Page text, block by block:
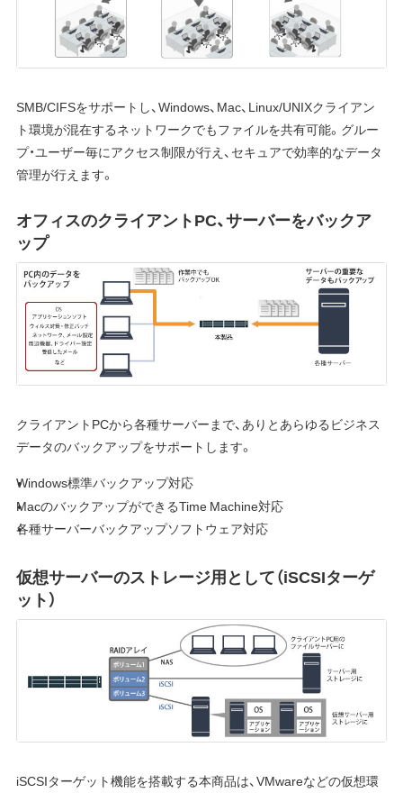
SMB/CIFSをサポートし、Windows、Mac、Linux/UNIXクライアン
ト環境が混在するネットワークでもファイルを共有可能。グルー
プ・ユーザー毎にアクセス制限が行え、セキュアで効率的なデータ
管理が行えます。
オフィスのクライアントPC、サーバーをバックア
ップ
クライアントPCから各種サーバーまで、ありとあらゆるビジネス
データのバックアップをサポートします。
Windows標準バックアップ対応
MacのバックアップができるTime Machine対応
各種サーバーバックアップソフトウェア対応
仮想サーバーのストレージ用として（iSCSIターゲ
ット）
iSCSIターゲット機能を搭載する本商品は、VMwareなどの仮想環